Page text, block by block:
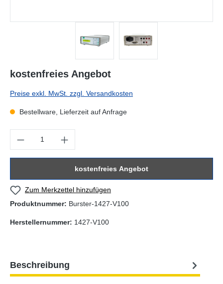
kostenfreies Angebot
Preise exkl. MwSt. zzgl. Versandkosten
Bestellware, Lieferzeit auf Anfrage
kostenfreies Angebot
Zum Merkzettel hinzufügen
Produktnummer: Burster-1427-V100
Herstellernummer: 1427-V100
Beschreibung